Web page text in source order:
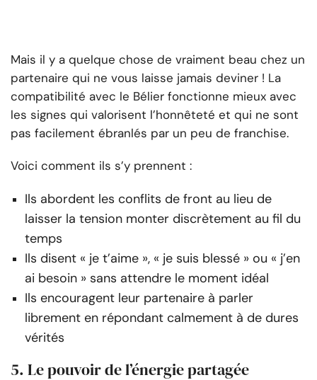
Mais il y a quelque chose de vraiment beau chez un
partenaire qui ne vous laisse jamais deviner ! La
compatibilité avec le Bélier fonctionne mieux avec
les signes qui valorisent l’honnêteté et qui ne sont
pas facilement ébranlés par un peu de franchise.
Voici comment ils s’y prennent :
Ils abordent les conflits de front au lieu de
laisser la tension monter discrètement au fil du
temps
Ils disent « je t’aime », « je suis blessé » ou « j’en
ai besoin » sans attendre le moment idéal
Ils encouragent leur partenaire à parler
librement en répondant calmement à de dures
vérités
5. Le pouvoir de l’énergie partagée